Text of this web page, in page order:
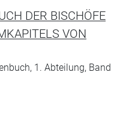
DER BISCHÖFE
VON
1. Abteilung, Band